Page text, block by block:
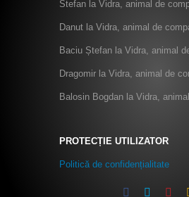
Stefan la Vidra, animal de
Danut la Vidra, animal de
Baciu Ștefan la Vidra, animal
Dragomir la Vidra, animal de
Balosin Bogdan la Vidra,
PROTECȚIE UTILIZATOR
Politică de confidențialitate